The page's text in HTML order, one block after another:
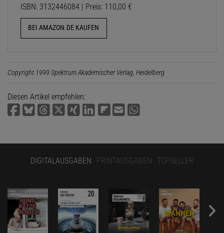
ISBN: 3132446084 | Preis: 110,00 €
BEI AMAZON.DE KAUFEN
Copyright 1999 Spektrum Akademischer Verlag, Heidelberg
Diesen Artikel empfehlen:
DIGITALAUSGABEN PRINTAUSGABEN TOPSELLER